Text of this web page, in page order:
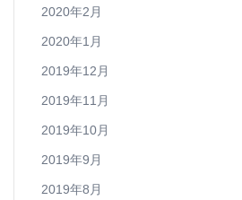
2020年2月
2020年1月
2019年12月
2019年11月
2019年10月
2019年9月
2019年8月